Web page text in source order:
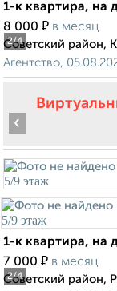
2/4
1-к квартира, на
8 000 ₽ в месяц
Советский район,
Агентство,
2/4
‹
1-к квартира, на
7 000 ₽ в месяц
Советский район,